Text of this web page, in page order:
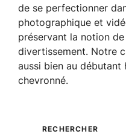
de se perfectionner
photographique et
préservant la notion
divertissement. Notre
aussi bien au débutant
chevronné.
RECHERCHER